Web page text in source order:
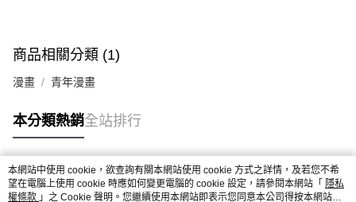
商品相關分類 (1)
漫畫 青年漫畫
本分類熱銷全站排行
熱門標籤
本網站中使用 cookie，欲查詢有關本網站使用 cookie 方式之詳情，及若您不希
望在電腦上使用 cookie 時應如何變更電腦的 cookie 設定，請參閱本網站「 隱私
權條款 」之 Cookie 聲明。您繼續使用本網站即表示您同意本公司得按本網站使